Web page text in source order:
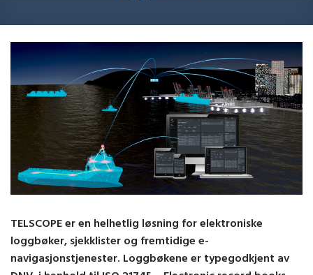
TELSCOPE er en helhetlig løsning for elektroniske
loggbøker, sjekklister og fremtidige e-
navigasjonstjenester. Loggbøkene er typegodkjent av